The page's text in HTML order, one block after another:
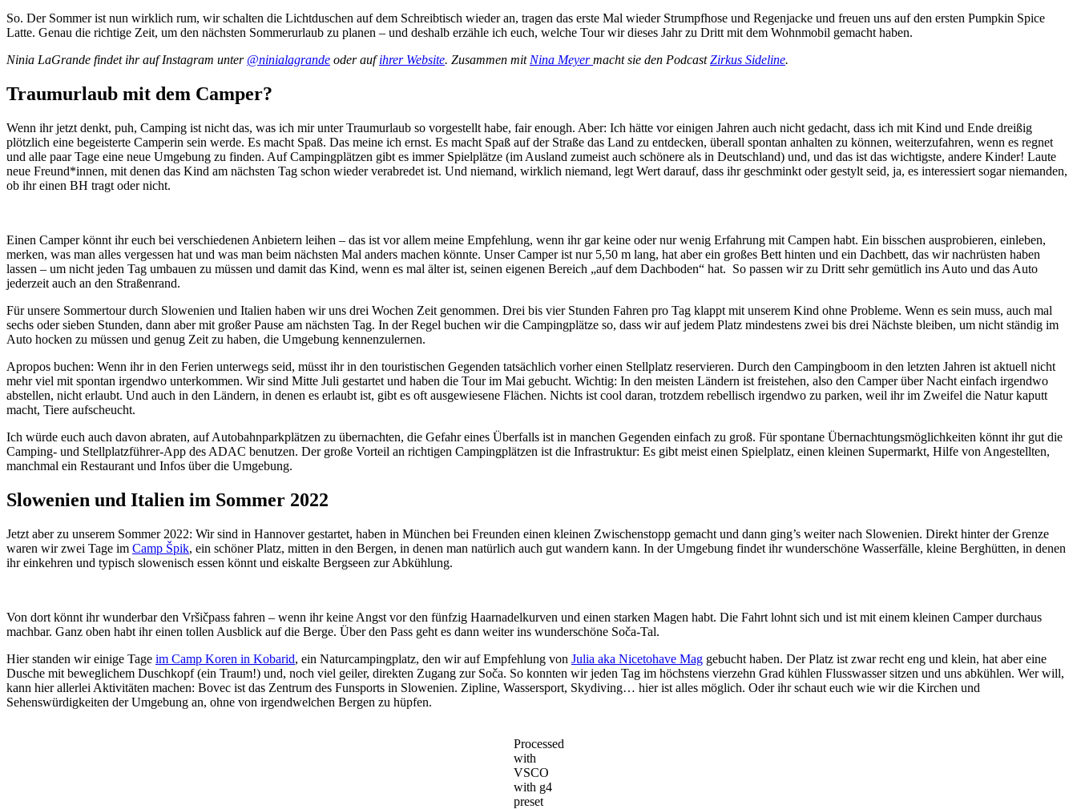
So. Der Sommer ist nun wirklich rum, wir schalten die Lichtduschen auf dem Schreibtisch wieder an, tragen das erste Mal wieder Strumpfhose und Regenjacke und freuen uns auf den ersten Pumpkin Spice
Latte. Genau die richtige Zeit, um den nächsten Sommerurlaub zu planen – und deshalb erzähle ich euch, welche Tour wir dieses Jahr zu Dritt mit dem Wohnmobil gemacht haben.
Ninia LaGrande findet ihr auf Instagram unter @ninialagrande oder aufihrer Website. Zusammen mit Nina Meyermacht sie den PodcastZirkus Sideline.
Traumurlaub mit dem Camper?
Wenn ihr jetzt denkt, puh, Camping ist nicht das, was ich mir unter Traumurlaub so vorgestellt habe, fair enough. Aber: Ich hätte vor einigen Jahren auch nicht gedacht, dass ich mit Kind und Ende dreißig
plötzlich eine begeisterte Camperin sein werde. Es macht Spaß. Das meine ich ernst. Es macht Spaß auf der Straße das Land zu entdecken, überall spontan anhalten zu können, weiterzufahren, wenn es regnet
und alle paar Tage eine neue Umgebung zu finden. Auf Campingplätzen gibt es immer Spielplätze (im Ausland zumeist auch schönere als in Deutschland) und, und das ist das wichtigste, andere Kinder! Laute
neue Freund*innen, mit denen das Kind am nächsten Tag schon wieder verabredet ist. Und niemand, wirklich niemand, legt Wert darauf, dass ihr geschminkt oder gestylt seid, ja, es interessiert sogar niemanden,
ob ihr einen BH tragt oder nicht.
Einen Camper könnt ihr euch bei verschiedenen Anbietern leihen – das ist vor allem meine Empfehlung, wenn ihr gar keine oder nur wenig Erfahrung mit Campen habt. Ein bisschen ausprobieren, einleben,
merken, was man alles vergessen hat und was man beim nächsten Mal anders machen könnte. Unser Camper ist nur 5,50 m lang, hat aber ein großes Bett hinten und ein Dachbett, das wir nachrüsten haben
lassen – um nicht jeden Tag umbauen zu müssen und damit das Kind, wenn es mal älter ist, seinen eigenen Bereich „auf dem Dachboden“ hat. So passen wir zu Dritt sehr gemütlich ins Auto und das Auto
jederzeit auch an den Straßenrand.
Für unsere Sommertour durch Slowenien und Italien haben wir uns drei Wochen Zeit genommen. Drei bis vier Stunden Fahren pro Tag klappt mit unserem Kind ohne Probleme. Wenn es sein muss, auch mal
sechs oder sieben Stunden, dann aber mit großer Pause am nächsten Tag. In der Regel buchen wir die Campingplätze so, dass wir auf jedem Platz mindestens zwei bis drei Nächste bleiben, um nicht ständig im
Auto hocken zu müssen und genug Zeit zu haben, die Umgebung kennenzulernen.
Apropos buchen: Wenn ihr in den Ferien unterwegs seid, müsst ihr in den touristischen Gegenden tatsächlich vorher einen Stellplatz reservieren. Durch den Campingboom in den letzten Jahren ist aktuell nicht
mehr viel mit spontan irgendwo unterkommen. Wir sind Mitte Juli gestartet und haben die Tour im Mai gebucht. Wichtig: In den meisten Ländern ist freistehen, also den Camper über Nacht einfach irgendwo
abstellen, nicht erlaubt. Und auch in den Ländern, in denen es erlaubt ist, gibt es oft ausgewiesene Flächen. Nichts ist cool daran, trotzdem rebellisch irgendwo zu parken, weil ihr im Zweifel die Natur kaputt
macht, Tiere aufscheucht.
Ich würde euch auch davon abraten, auf Autobahnparkplätzen zu übernachten, die Gefahr eines Überfalls ist in manchen Gegenden einfach zu groß. Für spontane Übernachtungsmöglichkeiten könnt ihr gut die
Camping- und Stellplatzführer-App des ADAC benutzen. Der große Vorteil an richtigen Campingplätzen ist die Infrastruktur: Es gibt meist einen Spielplatz, einen kleinen Supermarkt, Hilfe von Angestellten,
manchmal ein Restaurant und Infos über die Umgebung.
Slowenien und Italien im Sommer 2022
Jetzt aber zu unserem Sommer 2022: Wir sind in Hannover gestartet, haben in München bei Freunden einen kleinen Zwischenstopp gemacht und dann ging’s weiter nach Slowenien. Direkt hinter der Grenze
waren wir zwei Tage im Camp Špik, ein schöner Platz, mitten in den Bergen, in denen man natürlich auch gut wandern kann. In der Umgebung findet ihr wunderschöne Wasserfälle, kleine Berghütten, in denen
ihr einkehren und typisch slowenisch essen könnt und eiskalte Bergseen zur Abkühlung.
Von dort könnt ihr wunderbar den Vršičpass fahren – wenn ihr keine Angst vor den fünfzig Haarnadelkurven und einen starken Magen habt. Die Fahrt lohnt sich und ist mit einem kleinen Camper durchaus
machbar. Ganz oben habt ihr einen tollen Ausblick auf die Berge. Über den Pass geht es dann weiter ins wunderschöne Soča-Tal.
Hier standen wir einige Tage im Camp Koren in Kobarid, ein Naturcampingplatz, den wir auf Empfehlung von Julia aka Nicetohave Mag gebucht haben. Der Platz ist zwar recht eng und klein, hat aber eine
Dusche mit beweglichem Duschkopf (ein Traum!) und, noch viel geiler, direkten Zugang zur Soča. So konnten wir jeden Tag im höchstens vierzehn Grad kühlen Flusswasser sitzen und uns abkühlen. Wer will,
kann hier allerlei Aktivitäten machen: Bovec ist das Zentrum des Funsports in Slowenien. Zipline, Wassersport, Skydiving… hier ist alles möglich. Oder ihr schaut euch wie wir die Kirchen und
Sehenswürdigkeiten der Umgebung an, ohne von irgendwelchen Bergen zu hüpfen.
Processed
with
VSCO
with g4
preset